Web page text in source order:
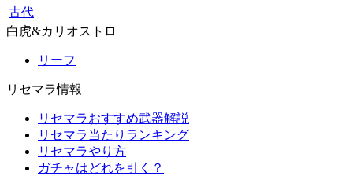
古代
白虎&カリオストロ
リーフ
リセマラ情報
リセマラおすすめ武器解説
リセマラ当たりランキング
リセマラやり方
ガチャはどれを引く？